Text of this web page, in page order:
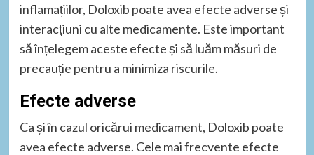
inflamațiilor, Doloxib poate avea efecte adverse și
interacțiuni cu alte medicamente. Este important
să înțelegem aceste efecte și să luăm măsuri de
precauție pentru a minimiza riscurile.
Efecte adverse
Ca și în cazul oricărui medicament, Doloxib poate
avea efecte adverse. Cele mai frecvente efecte